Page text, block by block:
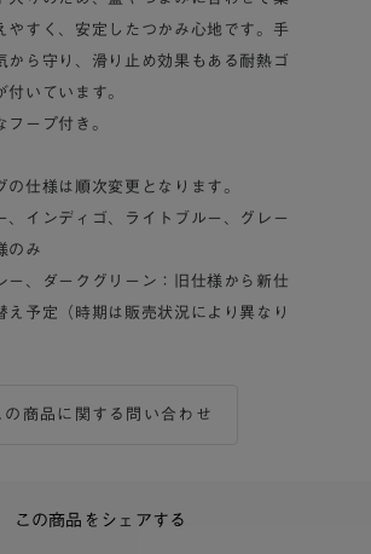
やすく、安定したつかみ心地です。手
から守り、滑り止め効果もある耐熱ゴ
付いています。
フープ付き。
仕様は順次変更となります。
、インディゴ、ライトブルー、グレー
のみ
ー、ダークグリーン：旧仕様から新仕
え予定（時期は販売状況により異なり
の商品に関する問い合わせ
この商品をシェアする